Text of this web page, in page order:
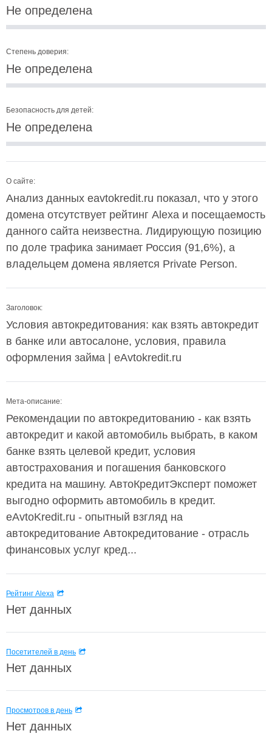
Не определена
Степень доверия:
Не определена
Безопасность для детей:
Не определена
О сайте:
Анализ данных eavtokredit.ru показал, что у этого
домена отсутствует рейтинг Alexa и посещаемость
данного сайта неизвестна. Лидирующую позицию
по доле трафика занимает Россия (91,6%), а
владельцем домена является Private Person.
Заголовок:
Условия автокредитования: как взять автокредит
в банке или автосалоне, условия, правила
оформления займа | eAvtokredit.ru
Мета-описание:
Рекомендации по автокредитованию - как взять
автокредит и какой автомобиль выбрать, в каком
банке взять целевой кредит, условия
автострахования и погашения банковского
кредита на машину. АвтоКредитЭксперт поможет
выгодно оформить автомобиль в кредит.
eAvtoKredit.ru - опытный взгляд на
автокредитование Автокредитование - отрасль
финансовых услуг кред...
Рейтинг Alexa
Нет данных
Посетителей в день
Нет данных
Просмотров в день
Нет данных